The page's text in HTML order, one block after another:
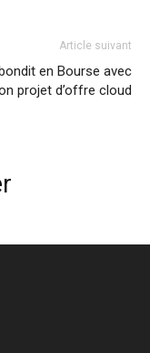
Article suivant
en Bourse avec
projet d’offre cloud